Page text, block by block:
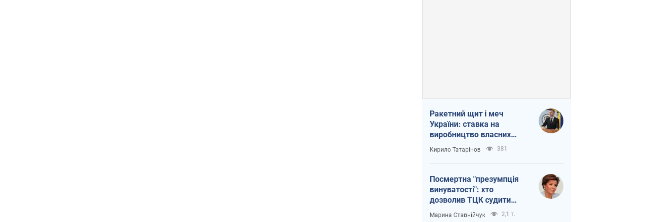
Ракетний щит і меч
України: ставка на
виробництво власних
ракет
Кирило Татарінов 381
Посмертна "презумпція
винуватості": хто
дозволив ТЦК судити
загиблих захисників
Марина Ставнійчук 2,1 т.